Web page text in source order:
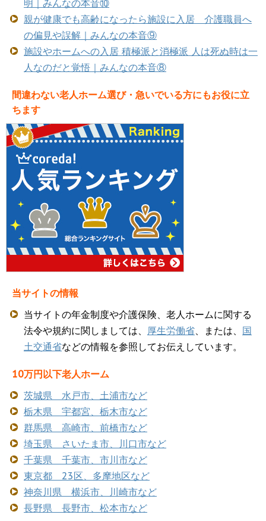
明｜みんなの本音⑩
親が健康でも高齢になったら施設に入居 介護職員へ
の偏見や誤解｜みんなの本音⑨
施設やホームへの入居 積極派と消極派 人は死ぬ時は一
人なのだと覚悟｜みんなの本音⑧
間違わない老人ホーム選び・急いでいる方にもお役に立
ちます
当サイトの情報
当サイトの年金制度や介護保険、老人ホームに関する
法令や規約に関しましては、 厚生労働省 、または、 国
土交通省などの情報を参照してお伝えしています。
10万円以下老人ホーム
茨城県 水戸市、土浦市など
栃木県 宇都宮、栃木市など
群馬県 高崎市、前橋市など
埼玉県 さいたま市、川口市など
千葉県 千葉市、市川市など
東京都 23区、多摩地区など
神奈川県 横浜市、川崎市など
長野県 長野市、松本市など